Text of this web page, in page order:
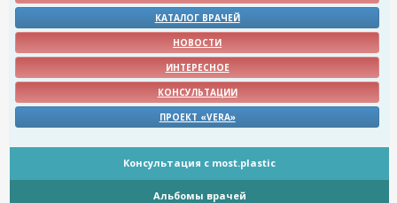
КАТАЛОГ ВРАЧЕЙ
НОВОСТИ
ИНТЕРЕСНОЕ
КОНСУЛЬТАЦИИ
ПРОЕКТ «VERA»
Консультация с most.plastic
Альбомы врачей